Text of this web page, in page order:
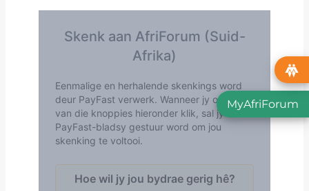
MyAfriForum